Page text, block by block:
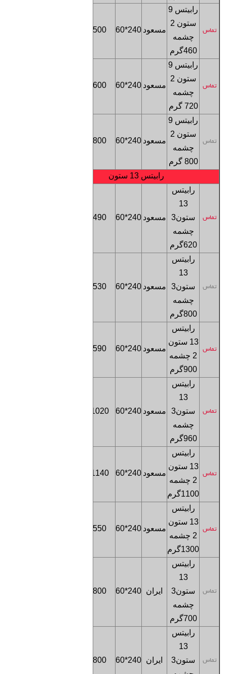
تماس
رابیتس 9
ستون 2
چشمه
460گرم
مسعود 240*60
500
تماس
رابیتس 9
ستون 2
چشمه
720 گرم
مسعود 240*60
600
تماس
رابیتس 9
ستون 2
چشمه
800 گرم
مسعود 240*60
800
رابیتس 13 ستون
تماس
رابیتس
13
ستون3
چشمه
620گرم
مسعود 240*60
490
تماس
رابیتس
13
ستون3
چشمه
800گرم
مسعود 240*60
530
تماس
رابیتس
13 ستون
2 چشمه
900گرم
مسعود 240*60
590
تماس
رابیتس
13
ستون3
چشمه
960گرم
مسعود 240*60
1020
تماس
رابیتس
13 ستون
2 چشمه
1100گرم
مسعود 240*60
1140
تماس
رابیتس
13 ستون
2 چشمه
1300گرم
مسعود 240*60
550
تماس
رابیتس
13
ستون3
چشمه
700گرم
ایران 240*60
800
تماس
رابیتس
13
ستون3
ایران 240*60
800